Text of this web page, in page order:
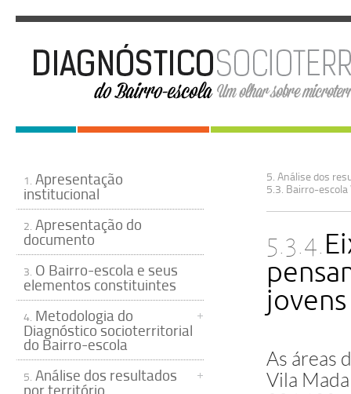
1. Apresentação
institucional
2. Apresentação do
documento
3. O Bairro-escola e seus
elementos constituintes
4. Metodologia do
Diagnóstico socioterritorial
do Bairro-escola
5. Análise dos resultados
por território
5. Análise dos
5.3. Bairro-escola
5.3.4.
As áreas
Vila